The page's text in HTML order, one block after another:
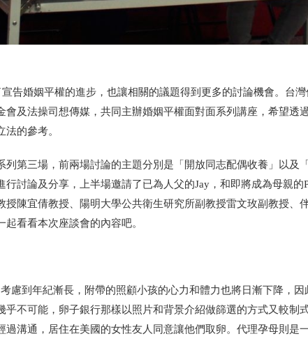
告婚姻平權的進步，也讓相關的議題得到更多的討論機會。台
會及法操司想傳媒，共同主辦婚姻平權面對面系列講座，希望透
的參考。
列第三場，前兩場討論的主題分別是「開放同志配偶收養」以及
行討論及分享，上半場邀請了已為人父的Jay，和即將成為母親
授陳宜倩教授、陽明大學公共衛生研究所副教授雷文玫副教授、
看看本次座談會的內容吧。
慮到年紀漸長，附帶的照顧小孩的心力和體力也將日漸下降，
乎不可能，卵子銀行那樣以照片和背景介紹做篩選的方式又較制
過溝通，居住在美國的女性友人同意讓他們取卵。代理孕母則是